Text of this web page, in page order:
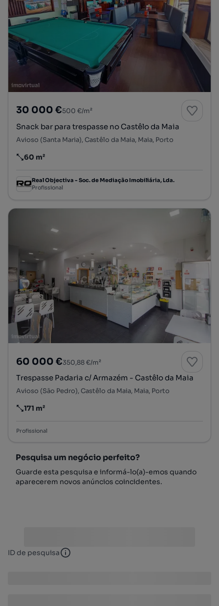
30 000 €500 €/m²
Snack bar para trespasse no Castêlo da Maia
Avioso (Santa Maria), Castêlo da Maia, Maia, Porto
Preço por metro quadrado
60 m²
Real Objectiva - Soc. de Mediação Imobiliária, Lda.
Profissional
60 000 €350,88 €/m²
Trespasse Padaria c/ Armazém - Castêlo da Maia
Avioso (São Pedro), Castêlo da Maia, Maia, Porto
Preço por metro quadrado
171 m²
Profissional
Pesquisa um negócio perfeito?
Guarde esta pesquisa e informá-lo(a)-emos quando
aparecerem novos anúncios coincidentes.
ID de pesquisa ID de pesquisa